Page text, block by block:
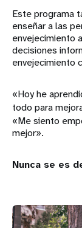
Este programa
enseñar a las
envejecimiento
decisiones
envejecimiento
«Hoy he
todo para
«Me siento
mejor».
Nunca se es